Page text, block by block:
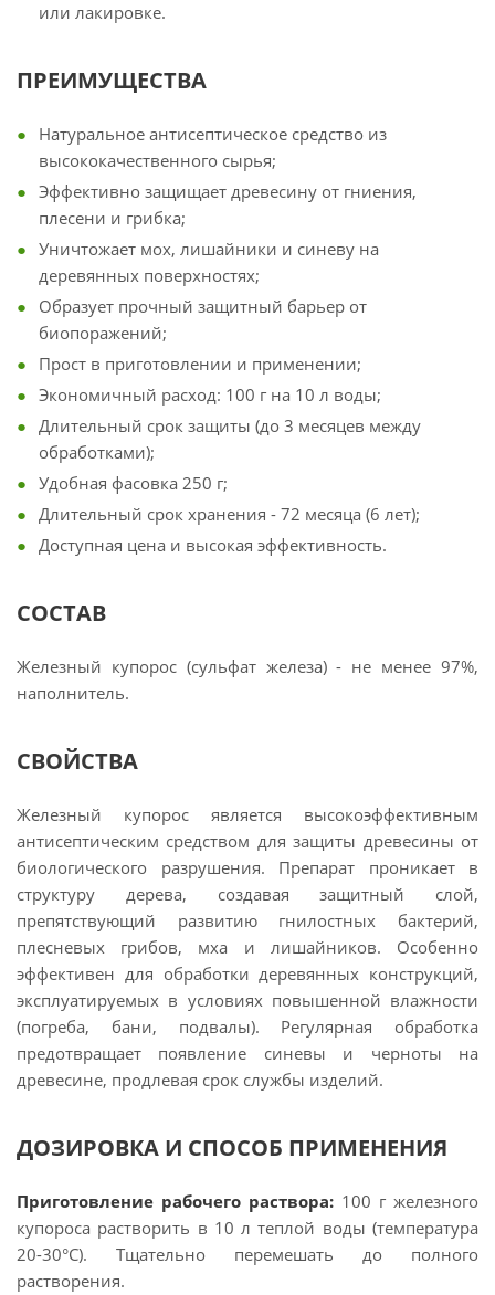
или лакировке.
ПРЕИМУЩЕСТВА
Натуральное антисептическое средство из
высококачественного сырья;
Эффективно защищает древесину от гниения,
плесени и грибка;
Уничтожает мох, лишайники и синеву на
деревянных поверхностях;
Образует прочный защитный барьер от
биопоражений;
Прост в приготовлении и применении;
Экономичный расход: 100 г на 10 л воды;
Длительный срок защиты (до 3 месяцев между
обработками);
Удобная фасовка 250 г;
Длительный срок хранения - 72 месяца (6 лет);
Доступная цена и высокая эффективность.
СОСТАВ
Железный купорос (сульфат железа) - не менее 97%,
наполнитель.
СВОЙСТВА
Железный купорос является высокоэффективным
антисептическим средством для защиты древесины от
биологического разрушения. Препарат проникает в
структуру дерева, создавая защитный слой,
препятствующий развитию гнилостных бактерий,
плесневых грибов, мха и лишайников. Особенно
эффективен для обработки деревянных конструкций,
эксплуатируемых в условиях повышенной влажности
(погреба, бани, подвалы). Регулярная обработка
предотвращает появление синевы и черноты на
древесине, продлевая срок службы изделий.
ДОЗИРОВКА И СПОСОБ ПРИМЕНЕНИЯ
Приготовление рабочего раствора: 100 г железного
купороса растворить в 10 л теплой воды (температура
20-30°С). Тщательно перемешать до полного
растворения.